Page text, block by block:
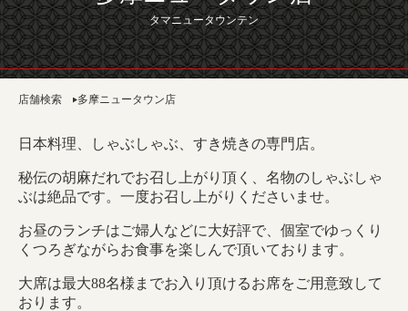
タマニュータウンテン
店舗検索 多摩ニュータウン店
日本料理、しゃぶしゃぶ、すき焼きの専門店。
秘伝の胡麻だれでお召し上がり頂く、名物のしゃぶしゃ
ぶは絶品です。一度お召し上がりくださいませ。
お昼のランチはご婦人などに大好評で、個室でゆっくり
くつろぎながらお食事を楽しんで頂いております。
大席は最大88名様までお入り頂けるお席をご用意致して
おります。